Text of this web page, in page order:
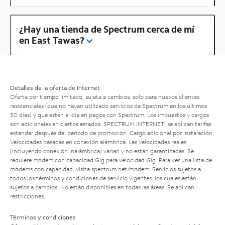
¿Hay una tienda de Spectrum cerca de mí
en East Tawas?
Detalles de la oferta de Internet
Oferta por tiempo limitado; sujeta a cambios; solo para nuevos clientes
residenciales (que no hayan utilizado servicios de Spectrum en los últimos
30 días) y que estén al día en pagos con Spectrum. Los impuestos y cargos
son adicionales en ciertos estados. SPECTRUM INTERNET: se aplican tarifas
estándar después del período de promoción. Cargo adicional por instalación.
Velocidades basadas en conexión alámbrica. Las velocidades reales
(incluyendo conexión inalámbrica) varían y no están garantizadas. Se
requiere módem con capacidad Gig para velocidad Gig. Para ver una lista de
módems con capacidad, visita spectrum.net/modem . Servicios sujetos a
todos los términos y condiciones de servicio vigentes, los cuales están
sujetos a cambios. No están disponibles en todas las áreas. Se aplican
restricciones.
Términos y condiciones